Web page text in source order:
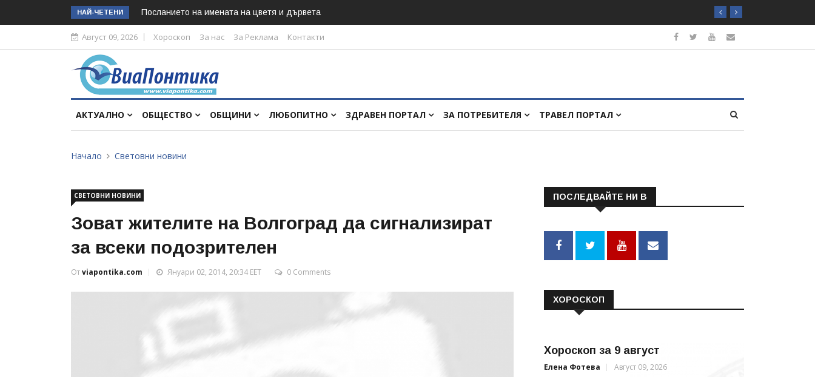
НАЙ-ЧЕТЕНИ Посланието на имената на цветя и дървета
Август 09, 2026 Хороскоп За нас За Реклама Контакти
АКТУАЛНО ОБЩЕСТВО ОБЩИНИ ЛЮБОПИТНО ЗДРАВЕН ПОРТАЛ ЗА ПОТРЕБИТЕЛЯ ТРАВЕЛ ПОРТАЛ
Начало Световни новини
СВЕТОВНИ НОВИНИ
Зоват жителите на Волгоград да сигнализират
за всеки подозрителен
Отviapontika.com Януари 02, 2014, 20:34 EET 0 Comments
ПОСЛЕДВАЙТЕ НИ В
ХОРОСКОП
Хороскоп за 9 август
Елена Фотева Август 09, 2026